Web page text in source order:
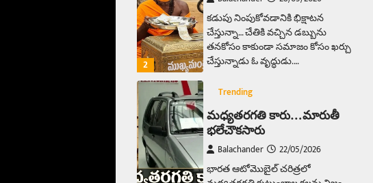
2
కడుపు నింపుకోవడానికి భిక్షాటన
చేస్తున్నా… చేతికి వచ్చిన డబ్బును
తనకోసం కాకుండా సమాజం కోసం ఖర్చు
చేస్తున్నాడు ఓ వృద్ధుడు.…
Trending
మధ్యతరగతి కారు…మారుతీ
భలేచౌకసారు
Balachander
22/05/2026
భారత ఆటోమొబైల్ చరిత్రలో